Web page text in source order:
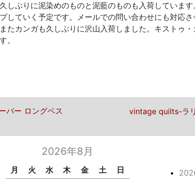
しぶりに泥染めのものと泥藍のものも入荷しています
していく予定です。メールでの問い合わせにも対応さ
たカンガも久しぶりに沢山入荷しました。キストゥ
。
ョン
バー ロングベス
vintage quilts-ラ
2026年8月
月 火 水 木 金 土
日